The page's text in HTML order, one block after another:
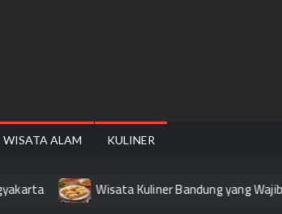
WISATA ALAM KULINER
Wisata Kuliner Bandung yang Wajib